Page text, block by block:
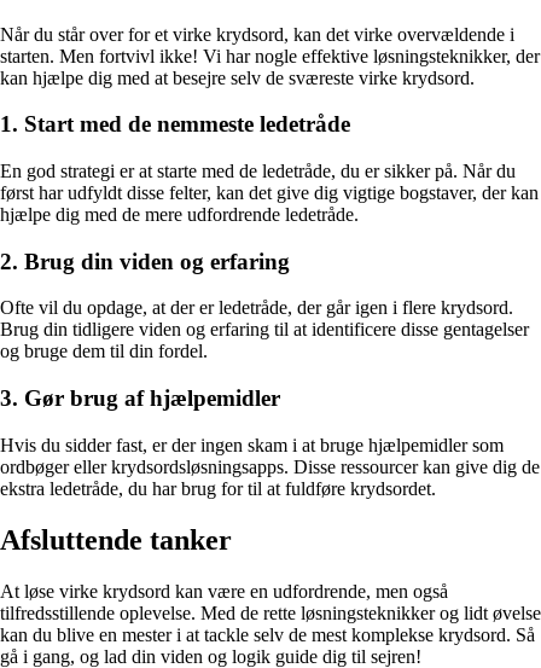
Når du står over for et virke krydsord, kan det virke overvældende i
starten. Men fortvivl ikke! Vi har nogle effektive løsningsteknikker, der
kan hjælpe dig med at besejre selv de sværeste virke krydsord.
1. Start med de nemmeste ledetråde
En god strategi er at starte med de ledetråde, du er sikker på. Når du
først har udfyldt disse felter, kan det give dig vigtige bogstaver, der kan
hjælpe dig med de mere udfordrende ledetråde.
2. Brug din viden og erfaring
Ofte vil du opdage, at der er ledetråde, der går igen i flere krydsord.
Brug din tidligere viden og erfaring til at identificere disse gentagelser
og bruge dem til din fordel.
3. Gør brug af hjælpemidler
Hvis du sidder fast, er der ingen skam i at bruge hjælpemidler som
ordbøger eller krydsordsløsningsapps. Disse ressourcer kan give dig de
ekstra ledetråde, du har brug for til at fuldføre krydsordet.
Afsluttende tanker
At løse virke krydsord kan være en udfordrende, men også
tilfredsstillende oplevelse. Med de rette løsningsteknikker og lidt øvelse
kan du blive en mester i at tackle selv de mest komplekse krydsord. Så
gå i gang, og lad din viden og logik guide dig til sejren!